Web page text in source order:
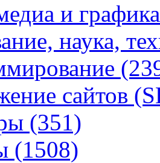
и
наука,
сайтов
(351)
(1508)